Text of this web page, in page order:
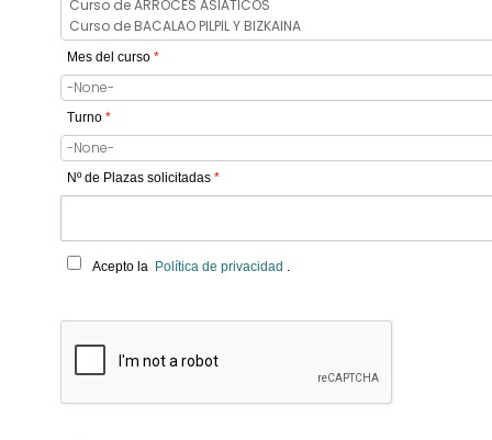
Mes del curso *
Turno *
Nº de Plazas solicitadas *
Acepto la Política de privacidad .